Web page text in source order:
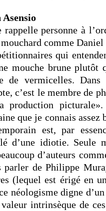
Asensio
rappelle personne à
mouchard comme
qui
mouche brune plutôt
de vermicelles.
c’est le membre de
production
que je connais
est, par
d’une idiotie. Seule
d’auteurs
parler de Philippe
(lequel est érigé en
néologisme digne
intrinsèque de